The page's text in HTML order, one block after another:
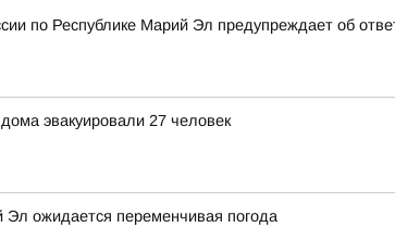
по Республике Марий Эл предупреждает об
эвакуировали 27 человек
ожидается переменчивая погода